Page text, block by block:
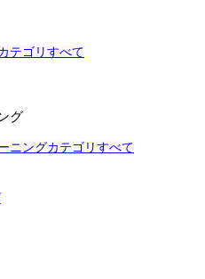
テゴリすべて
グ
ニングカテゴリすべて